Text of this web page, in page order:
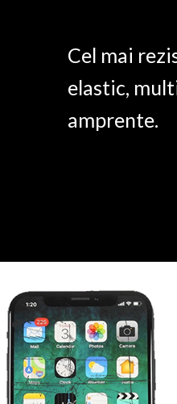
Cel mai
elastic,
amprente.